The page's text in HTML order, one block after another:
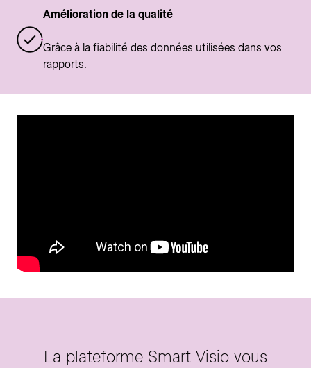
Amélioration de la qualité
Grâce à la fiabilité des données utilisées dans vos
rapports.
La plateforme Smart Visio vous